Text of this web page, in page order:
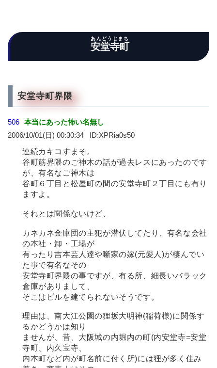
安堂寺町
あんどうじまち
安堂寺町界隈
506 本当にあった怖い名無し
2006/10/01(日) 00:30:34
XPRia0s50
連続カキコすまそ。
谷町筋界隈のご神木の話が過去レスにあったのです
が、有名なご神木は
谷町６丁目と松屋町の間の安堂寺町２丁目にも有り
ますよ。
それとは関係ないけど、
カネカネ金庫団の主犯が潜伏してたり、有名な会社
の本社・卸・工場が
有ったり吉本芸人達や噺家の嫁(元愛人)が棲んでい
た事で有名なその
安堂寺町界隈の事ですが、有る所、細長いバラック
倉庫がありまして、
そこはビルを建てられないそうです。
理由は、南大江公園の狸坂大明神(稲荷様)に関係す
るかどうかは知り
ませんが、昔、大阪城の内堀内の町(内安堂寺=安堂
寺町、内久宝寺、
内本町など内が町名前に付く所)には狸が多く住み